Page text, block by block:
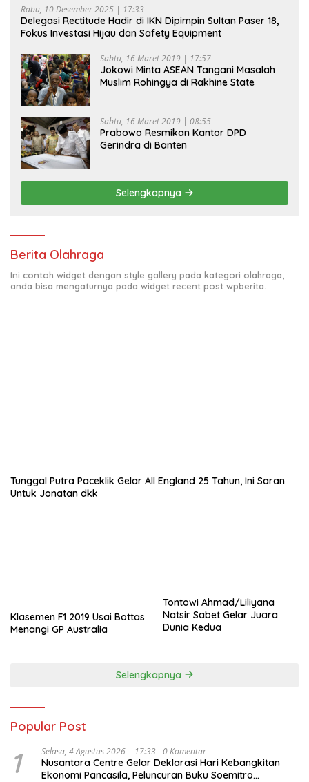
Rabu, 10 Desember 2025 | 17:33
Delegasi Rectitude Hadir di IKN Dipimpin Sultan Paser 18,
Fokus Investasi Hijau dan Safety Equipment
Sabtu, 16 Maret 2019 | 17:57
Jokowi Minta ASEAN Tangani Masalah
Muslim Rohingya di Rakhine State
Sabtu, 16 Maret 2019 | 08:55
Prabowo Resmikan Kantor DPD
Gerindra di Banten
Selengkapnya
Berita Olahraga
Ini contoh widget dengan style gallery pada kategori olahraga,
anda bisa mengaturnya pada widget recent post wpberita.
Tunggal Putra Paceklik Gelar All England 25 Tahun, Ini Saran
Untuk Jonatan dkk
Klasemen F1 2019 Usai Bottas
Menangi GP Australia
Tontowi Ahmad/Liliyana
Natsir Sabet Gelar Juara
Dunia Kedua
Selengkapnya
Popular Post
1 Selasa, 4 Agustus 2026 | 17:33 0 Komentar
Nusantara Centre Gelar Deklarasi Hari Kebangkitan
Ekonomi Pancasila, Peluncuran Buku Soemitro